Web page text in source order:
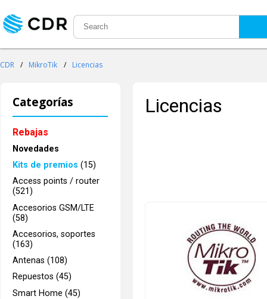
CDR / MikroTik / Licencias
Categorías
Rebajas
Novedades
Kits de premios (15)
Access points / router
(521)
Accesorios GSM/LTE
(58)
Accesorios, soportes
(163)
Antenas (108)
Repuestos (45)
Smart Home (45)
Licencias